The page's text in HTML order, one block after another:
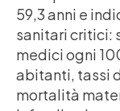
59,3 anni e
sanitari critici:
medici ogni
abitanti, tassi
mortalità